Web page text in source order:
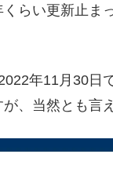
らい更新止ま
年11月30日
、当然とも言